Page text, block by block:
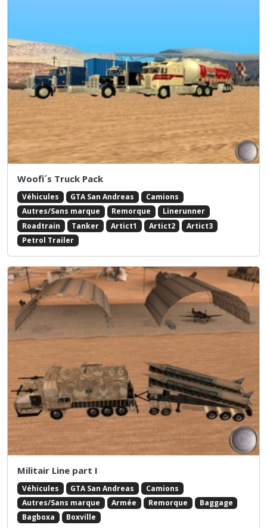
Woofi´s Truck Pack
Véhicules GTA San Andreas
Camions
Autres/Sans marque
Remorque
Linerunner
Roadtrain
Tanker Artict1 Artict2
Artict3
Petrol Trailer
Militair Line part I
Véhicules GTA San Andreas
Camions
Autres/Sans marque
Armée Remorque
Baggage
Bagboxa
Boxville